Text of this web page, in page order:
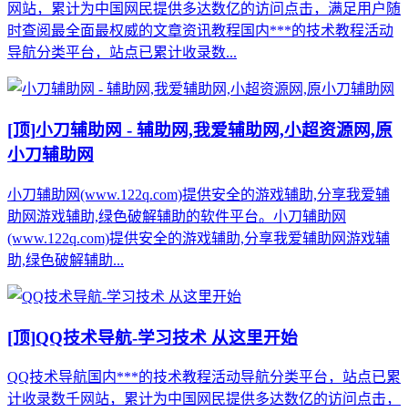
网站，累计为中国网民提供多达数亿的访问点击，满足用户随
时查阅最全面最权威的文章资讯教程国内***的技术教程活动
导航分类平台，站点已累计收录数...
[顶]小刀辅助网 - 辅助网,我爱辅助网,小超资源网,原
小刀辅助网
小刀辅助网(www.122q.com)提供安全的游戏辅助,分享我爱辅
助网游戏辅助,绿色破解辅助的软件平台。小刀辅助网
(www.122q.com)提供安全的游戏辅助,分享我爱辅助网游戏辅
助,绿色破解辅助...
[顶]QQ技术导航-学习技术 从这里开始
QQ技术导航国内***的技术教程活动导航分类平台，站点已累
计收录数千网站，累计为中国网民提供多达数亿的访问点击，